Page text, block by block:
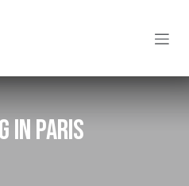
in Paris